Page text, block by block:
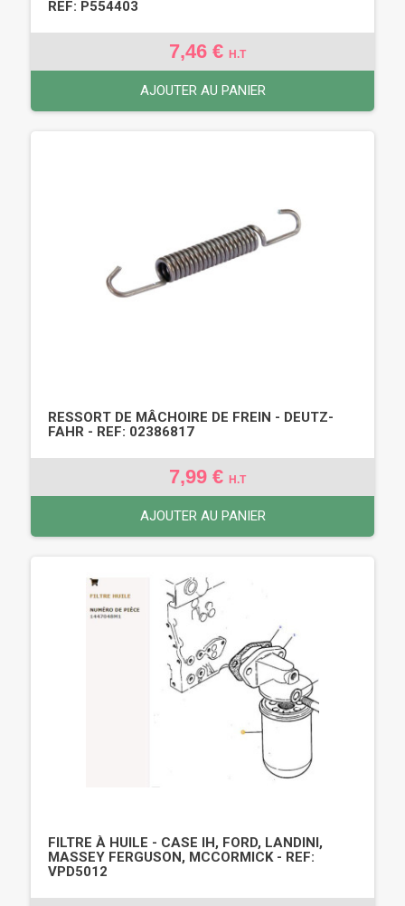
REF: P554403
7,46 € H.T
AJOUTER AU PANIER
RESSORT DE MÂCHOIRE DE FREIN - DEUTZ-
FAHR - REF: 02386817
7,99 € H.T
AJOUTER AU PANIER
FILTRE À HUILE - CASE IH, FORD, LANDINI,
MASSEY FERGUSON, MCCORMICK - REF:
VPD5012